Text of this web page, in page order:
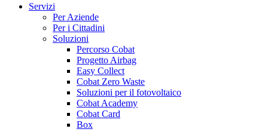
Servizi
Per Aziende
Per i Cittadini
Soluzioni
Percorso Cobat
Progetto Airbag
Easy Collect
Cobat Zero Waste
Soluzioni per il fotovoltaico
Cobat Academy
Cobat Card
Box